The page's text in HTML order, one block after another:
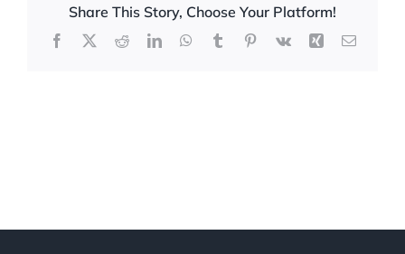
Share This Story, Choose Your Platform!
Facebook
X RedditLinkedInWhatsApp
TumblrPinterest
Vk Xing Email